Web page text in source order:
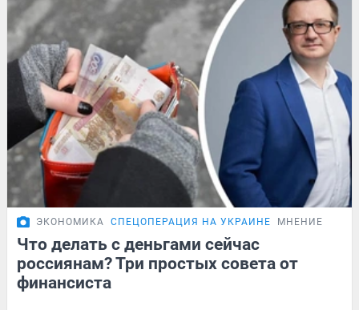
ЭКОНОМИКА СПЕЦОПЕРАЦИЯ НА УКРАИНЕ МНЕНИЕ
Что делать с деньгами сейчас
россиянам? Три простых совета от
финансиста